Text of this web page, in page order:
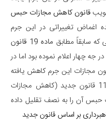
قانون کاهش مجازات حبس
اغماض تغییراتی در این جرم
که سابقاً مطابق
ماده 19 قانون
جه چهار اعلام نموده بود اما در
چون مجازات این جرم کاهش یافته
است و قانونگذار در تبصره ماده 11 قانون جدید (کاهش مجازات
۲/۱۳۹۹ ) مجازات حبس آن را به نصف تقلیل داده
بر اساس قانون جدید